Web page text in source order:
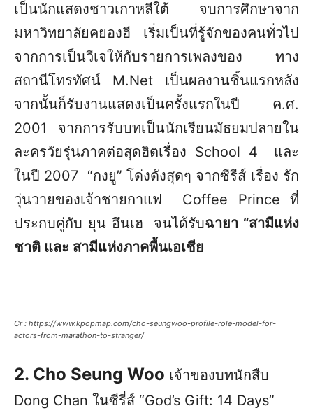
เป็นนักแสดงชาวเกาหลีใต้ จบการศึกษาจาก
มหาวิทยาลัยคยองฮี เริ่มเป็นที่รู้จักของคนทั่วไป
จากการเป็นวีเจให้กับรายการเพลงของ ทาง
สถานีโทรทัศน์ M.Net เป็นผลงานชิ้นแรกหลัง
จากนั้นก็รับงานแสดงเป็นครั้งแรกในปี ค.ศ.
2001 จากการรับบทเป็นนักเรียนมัธยมปลายใน
ละครวัยรุ่นภาคต่อสุดฮิตเรื่อง School 4 และ
ในปี 2007 “กงยู” โด่งดังสุดๆ จากซีรีส์ เรื่อง รัก
วุ่นวายของเจ้าชายกาแฟ Coffee Prince ที่
ประกบคู่กับ ยุน อึนเฮ จนได้รับฉายา “สามีแห่ง
ชาติ และ สามีแห่งภาคพื้นเอเชีย
Cr : https://www.kpopmap.com/cho-seungwoo-profile-role-model-for-
actors-from-marathon-to-stranger/
2. Cho Seung Woo เจ้าของบทนักสืบ
Dong Chan ในซีรี่ส์ “God’s Gift: 14 Days”